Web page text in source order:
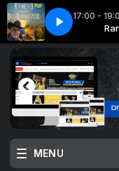
17:00 -
Prateado
Sertanejo (youtube)
MENU